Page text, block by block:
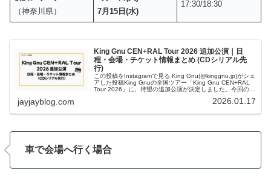
（神奈川県）
7月15日(水)
17:30/18:30
King Gnu CEN+RAL Tour 2026 追加公演｜日
程・会場・チケット情報まとめ (CDシリアル先
行)
この投稿をInstagramで見る King Gnu(@kinggnu.jp)がシェ
アした投稿King Gnuの全国ツアー「King Gnu CEN+RAL
Tour 2026」に、待望の追加公演が決定しました。今回の追
jayjayblog.com 2026.01.17
車で会場へ行く場合